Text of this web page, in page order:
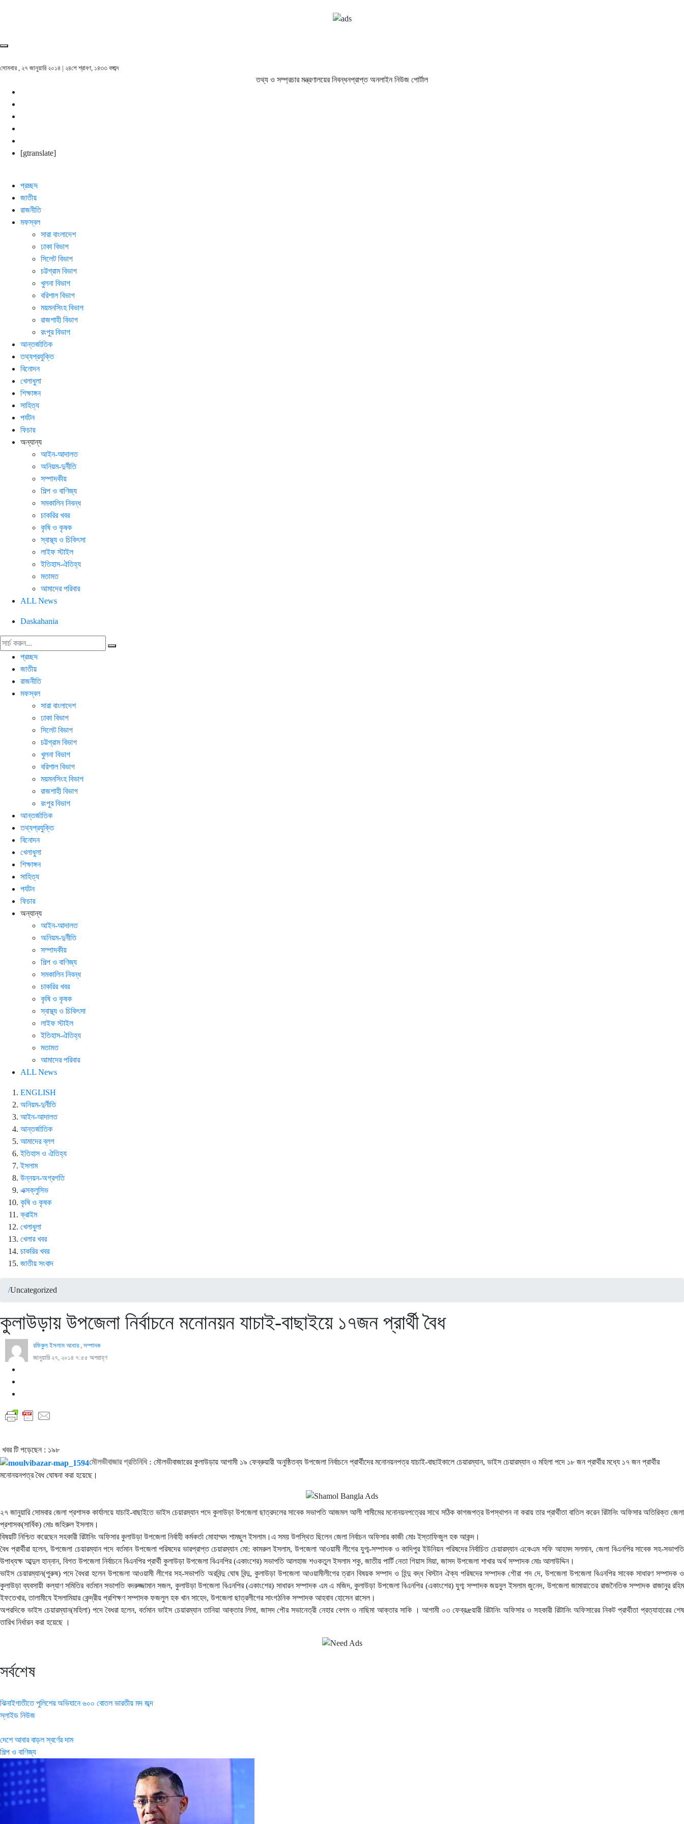
সোমবার , ২৭ জানুয়ারি ২০১৪ | ২৪শে শ্রাবণ, ১৪৩৩ বঙ্গাব্দ
তথ্য ও সম্প্রচার মন্ত্রণালয়ের নিবন্ধনপ্রাপ্ত অনলাইন নিউজ পোর্টাল
[gtranslate]
প্রচ্ছদ
জাতীয়
রাজনীতি
মফস্বল
সারা বাংলাদেশ
ঢাকা বিভাগ
সিলেট বিভাগ
চট্টগ্রাম বিভাগ
খুলনা বিভাগ
বরিশাল বিভাগ
ময়মনসিংহ বিভাগ
রাজশাহী বিভাগ
রংপুর বিভাগ
আন্তর্জাতিক
তথ্যপ্রযুক্তি
বিনোদন
খেলাধুলা
শিক্ষাঙ্গন
সাহিত্য
পর্যটন
ফিচার
অন্যান্য
আইন-আদালত
অনিয়ম-দুর্নীতি
সম্পাদকীয়
শিল্প ও বাণিজ্য
সমকালিন নিবন্ধ
চাকরির খবর
কৃষি ও কৃষক
স্বাস্থ্য ও চিকিৎসা
লাইফ স্টাইল
ইতিহাস-ঐতিহ্য
মতামত
আমাদের পরিবার
ALL News
Daskahania
প্রচ্ছদ
জাতীয়
রাজনীতি
মফস্বল
সারা বাংলাদেশ
ঢাকা বিভাগ
সিলেট বিভাগ
চট্টগ্রাম বিভাগ
খুলনা বিভাগ
বরিশাল বিভাগ
ময়মনসিংহ বিভাগ
রাজশাহী বিভাগ
রংপুর বিভাগ
আন্তর্জাতিক
তথ্যপ্রযুক্তি
বিনোদন
খেলাধুলা
শিক্ষাঙ্গন
সাহিত্য
পর্যটন
ফিচার
অন্যান্য
আইন-আদালত
অনিয়ম-দুর্নীতি
সম্পাদকীয়
শিল্প ও বাণিজ্য
সমকালিন নিবন্ধ
চাকরির খবর
কৃষি ও কৃষক
স্বাস্থ্য ও চিকিৎসা
লাইফ স্টাইল
ইতিহাস-ঐতিহ্য
মতামত
আমাদের পরিবার
ALL News
ENGLISH
অনিয়ম-দুর্নীতি
আইন-আদালত
আন্তর্জাতিক
আমাদের ব্লগ
ইতিহাস ও ঐতিহ্য
ইসলাম
উন্নয়ন-অগ্রগতি
এক্সক্লুসিভ
কৃষি ও কৃষক
ক্রাইম
খেলাধুলা
খেলার খবর
চাকরির খবর
জাতীয় সংবাদ
/Uncategorized
কুলাউড়ায় উপজেলা নির্বাচনে মনোনয়ন যাচাই-বাছাইয়ে ১৭জন প্রার্থী বৈধ
রফিকুল ইসলাম আধার , সম্পাদক
জানুয়ারি ২৭, ২০১৪ ৭:৫৫ অপরাহ্ণ
খবর টি পড়েছেন : ১৯৮
মৌলভীবাজার প্রতিনিধি : মৌলভীবাজারের কুলাউড়ায় আগামী ১৯ ফেব্রুয়ারী অনুষ্ঠিতব্য উপজেলা নির্বাচনে প্রার্থীদের মনোনয়নপত্র যাচাই-বাছাইকালে চেয়ারম্যান, ভাইস চেয়ারম্যান ও মহিলা পদে ১৮ জন প্রার্থীর মধ্যে ১৭ জন প্রার্থীর
মনোনয়নপত্র বৈধ ঘোষনা করা হয়েছে।
২৭ জানুয়ারি সোমবার জেলা প্রশাসক কার্যালয়ে যাচাই-বাছাইতে ভাইস চেয়ারম্যান পদে কুলাউড়া উপজেলা ছাত্রদলের সাবেক সভাপতি আজমল আলী শামীমের মনোনয়নপত্রের সাথে সঠিক কাগজপত্র উপস্থাপন না করায় তার প্রার্থীতা বাতিল করেন রিটানিং অফিসার অতিরিক্ত জেলা
প্রশাসক(সার্বিক) মোঃ জহিরুল ইসলাম।
বিষয়টি নিশ্চিত করেছেন সহকারী রিটানিং অফিসার কুলাউড়া উপজেলা নির্বাহী কর্মকর্তা মোহাম্মদ শামছুল ইসলাম।এ সময় উপস্থিত ছিলেন জেলা নির্বাচন অফিসার কাজী মোঃ ইস্তাফিজুল হক আকন্দ।
বৈধ প্রার্থীরা হলেন, উপজেলা চেয়ারম্যান পদে বর্তমান উপজেলা পরিষদের ভারপ্রাপ্ত চেয়ারম্যান মো: কামরুল ইসলাম, উপজেলা আওয়ামী লীগের যুগ্ম-সম্পাদক ও কাদিপুর ইউনিয়ন পরিষদের নির্বাচিত চেয়ারম্যান একেএম সফি আহমদ সলমান, জেলা বিএনপির সাবেক সহ-সভাপতি
উপাধ্যক্ষ আব্দুল হান্নান, বিগত উপজেলা নির্বাচনে বিএনপির প্রার্থী কুলাউড়া উপজেলা বিএনপির (একাংশের) সভাপতি আলহাজ শওকতুল ইসলাম শকু, জাতীয় পার্টি নেতা গিয়াস মিয়া, জাসদ উপজেলা শাখার অর্থ সম্পাদক মোঃ আলাউদ্দিন।
ভাইস চেয়ারম্যান(পুরুষ) পদে বৈধরা হলেন উপজেলা আওয়ামী লীগের সহ-সভাপতি অরবিন্দু ঘোষ বিন্দু, কুলাউড়া উপজেলা আওয়ামীলীগের ত্রান বিষয়ক সম্পাদ ও হিন্দু বদ্ধ খিস্টান ঐক্য পরিষদের সম্পাদক গৌরা পদ দে, উপজেলা উপজেলা বিএনপির সাবেক সাধারণ সম্পাদক ও
কুলাউড়া ব্যবসায়ী কল্যাণ সমিতির বর্তমান সভাপতি বদরুজ্জামান সজল, কুলাউড়া উপজেলা বিএনপির (একাংশের) সাধারন সম্পাদক এম এ মজিদ, কুলাউড়া উপজেলা বিএনপির (একাংশের) যুগ্ম সম্পাদক জয়নুল ইসলাম জুনেদ, উপজেলা জামায়াতের রাজনৈতিক সম্পাদক রাজানুর রহিম
ইফতেখার, তালামীযে ইসলামিয়ার কেন্দ্রীয় প্রশিক্ষণ সম্পাদক ফজলুল হক খান সাহেদ, উপজেলা ছাত্রলীগের সাংগঠনিক সম্পাদক আহবাব হোসেন রাসেল।
অপরদিকে ভাইস চেয়ারম্যান(মহিলা) পদে বৈধরা হলেন, বর্তমান ভাইস চেয়ারম্যান তানিয়া আক্তার লিমা, জাসদ পৌর সভানেত্রী নেহার বেগম ও নাছিমা আক্তার সাকি । আগামী ০৩ ফেব্রæয়ারী রিটানিং অফিসার ও সহকারী রিটানিং অফিসারের নিকট প্রার্থীতা প্রত্যাহারের শেষ
তারিখ নির্ধারন করা হয়েছে ।
সর্বশেষ
ঝিনাইগাতীতে পুলিশের অভিযানে ৬০০ বোতল ভারতীয় মদ জব্দ
স্লাইড নিউজ
দেশে আবার বাড়ল স্বর্ণের দাম
শিল্প ও বাণিজ্য